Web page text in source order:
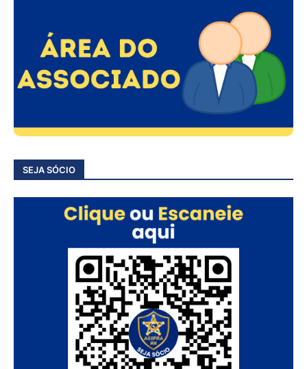
SEJA SÓCIO